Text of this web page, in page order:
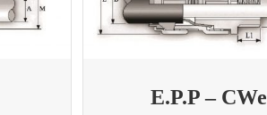
E.P.P – CWe